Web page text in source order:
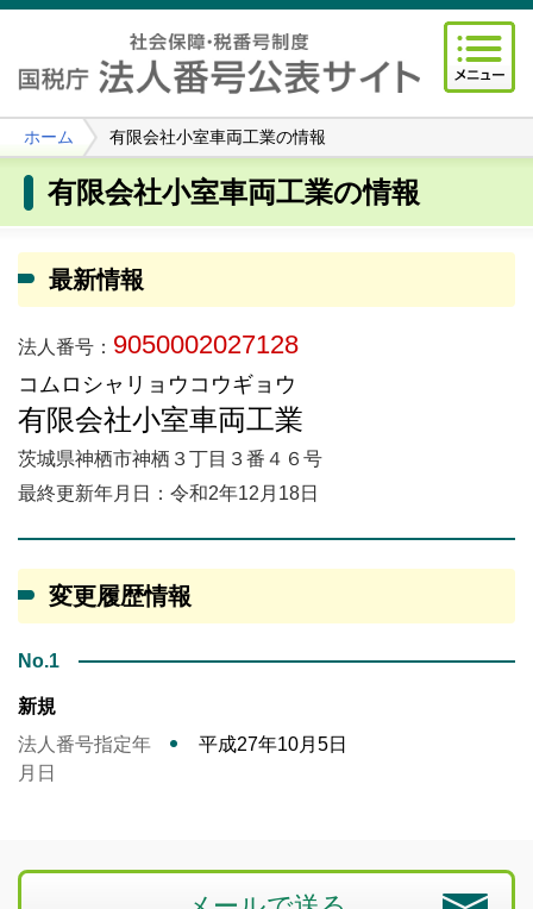
ホーム 有限会社小室車両工業の情報
有限会社小室車両工業の情報
最新情報
法人番号： 9050002027128
コムロシャリョウコウギョウ
有限会社小室車両工業
茨城県神栖市神栖３丁目３番４６号
最終更新年月日：令和2年12月18日
変更履歴情報
No.1
新規
法人番号指定年
月日
平成27年10月5日